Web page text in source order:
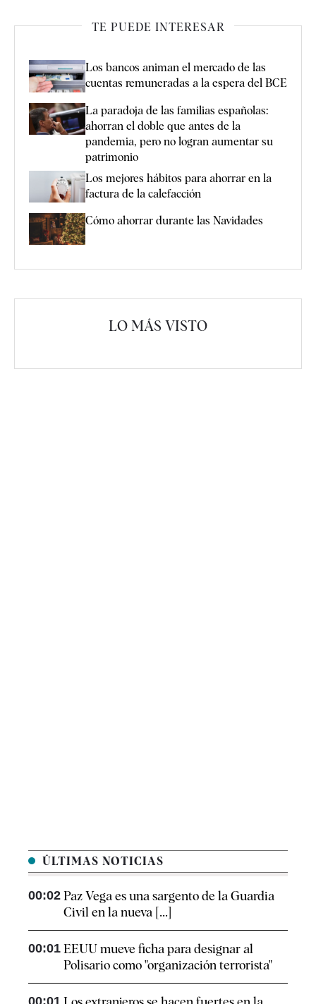
TE PUEDE INTERESAR
Los bancos animan el mercado de las
cuentas remuneradas a la espera del BCE
La paradoja de las familias españolas:
ahorran el doble que antes de la
pandemia, pero no logran aumentar su
patrimonio
Los mejores hábitos para ahorrar en la
factura de la calefacción
Cómo ahorrar durante las Navidades
LO MÁS VISTO
ÚLTIMAS NOTICIAS
00:02 Paz Vega es una sargento de la Guardia
Civil en la nueva [...]
00:01 EEUU mueve ficha para designar al
Polisario como "organización terrorista"
00:01